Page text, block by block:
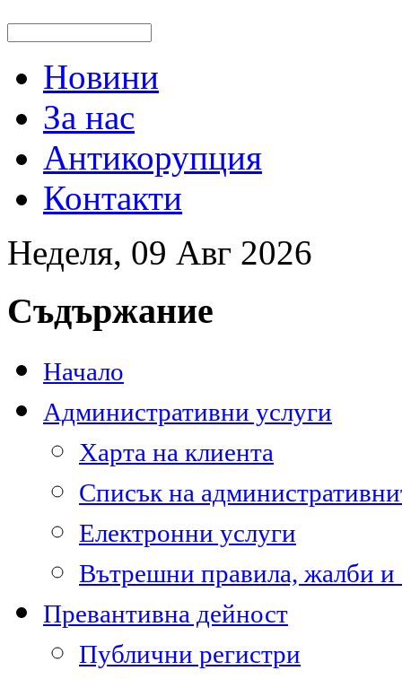
Новини
За нас
Антикорупция
Контакти
Неделя, 09 Авг 2026
Съдържание
Начало
Административни услуги
Харта на клиента
Списък на
Електронни услуги
Вътрешни правила, жалби и
Превантивна дейност
Публични регистри